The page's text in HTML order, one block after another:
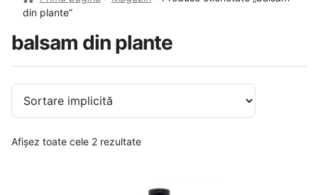
din plante”
balsam din plante
Afișez toate cele 2 rezultate